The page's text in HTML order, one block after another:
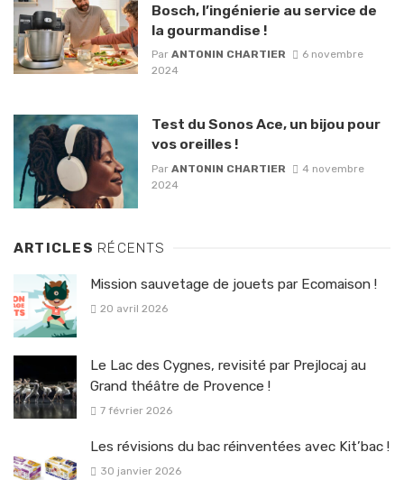
Bosch, l’ingénierie au service de
la gourmandise !
Par ANTONIN CHARTIER
6 novembre
2024
Test du Sonos Ace, un bijou pour
vos oreilles !
Par ANTONIN CHARTIER
4 novembre
2024
ARTICLES RÉCENTS
Mission sauvetage de jouets par Ecomaison !
20 avril 2026
Le Lac des Cygnes, revisité par Prejlocaj au
Grand théâtre de Provence !
7 février 2026
Les révisions du bac réinventées avec Kit’bac !
30 janvier 2026